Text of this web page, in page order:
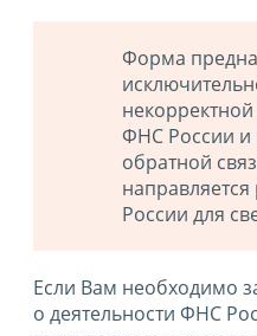
Форма
ФНС России и
обратной
России для
Если Вам необходимо
о деятельности ФНС